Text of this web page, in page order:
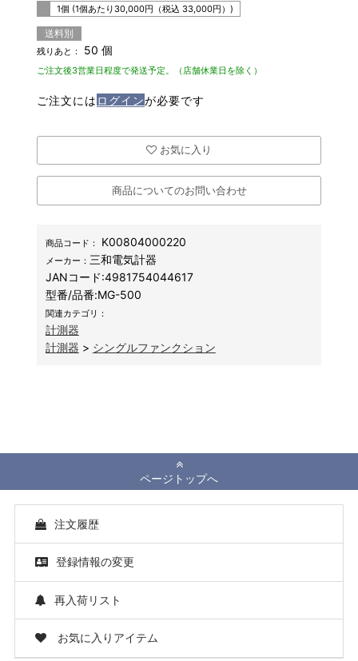
1個 (1個あたり 30,000円（税込 33,000円）)
送料別
残りあと： 50 個
ご注文後3営業日程度で発送予定。（店舗休業日を除く）
ご注文には ログインが必要です
お気に入り
商品についてのお問い合わせ
商品コード： K00804000220
メーカー： 三和電気計器
JANコード:4981754044617
型番/品番:MG-500
関連カテゴリ：
計測器
計測器 > シングルファンクション
ページトップへ
注文履歴
登録情報の変更
再入荷リスト
お気に入りアイテム